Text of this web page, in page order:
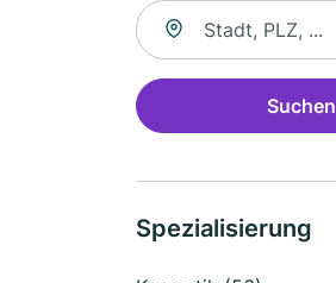
Suche nach Ort
Suchen
Spezialisierung